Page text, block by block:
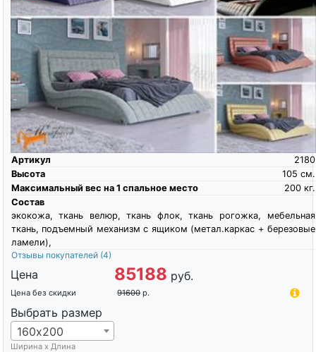
Артикул
2180
Высота
см.
105
Максимальный вес на 1 спальное место
кг.
200
Состав
экокожа, ткань велюр, ткань флок, ткань рогожка, мебельная
ткань, подъемный механизм с ящиком (метал.каркас + березовые
ламели),
Отзывы покупателей (4)
Цена 85188 руб.
Цена без скидки 91600 р.
Выбрать размер
160х200
Ширина х Длина